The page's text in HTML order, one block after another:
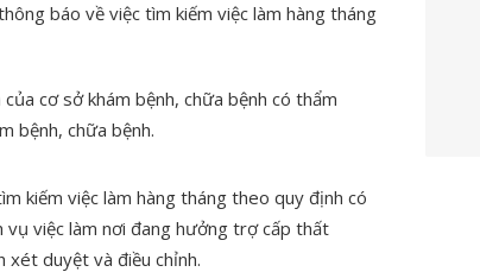
báo về việc tìm kiếm việc làm hàng tháng
cơ sở khám bệnh, chữa bệnh có thẩm
bệnh, chữa bệnh.
kiếm việc làm hàng tháng theo quy định có
việc làm nơi đang hưởng trợ cấp thất
xét duyệt và điều chỉnh.